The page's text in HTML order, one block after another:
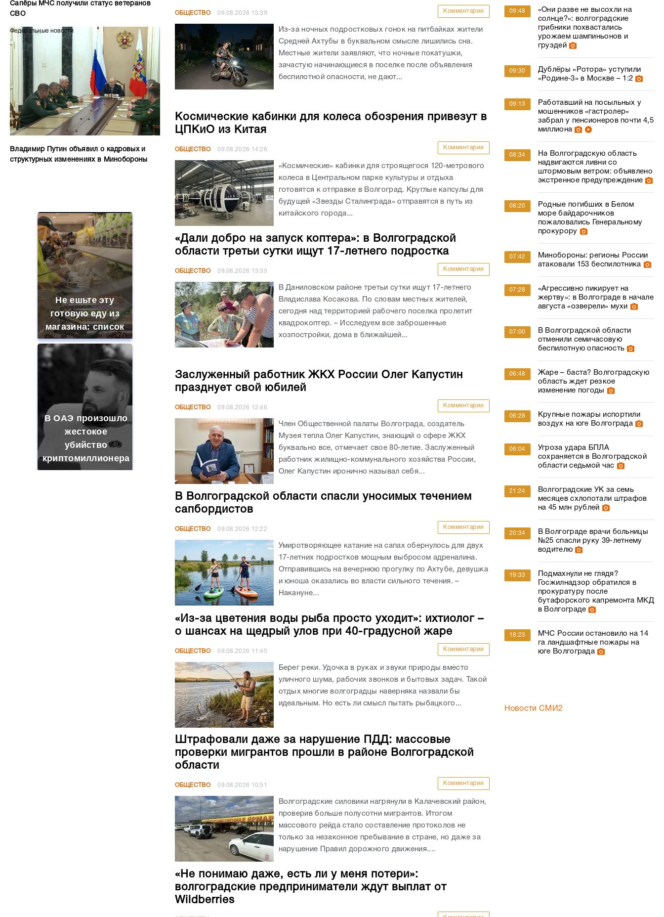
Сапёры МЧС получили статус ветеранов
СВО
Федеральные новости
Владимир Путин объявил о кадровых и
структурных изменениях в Минобороны
Не ешьте эту
готовую еду из
магазина: список
В ОАЭ произошло
жестокое
убийство
криптомиллионера
ОБЩЕСТВО 09.08.2026 15:39 Комментарии
Из-за ночных подростковых гонок на питбайках жители
Средней Ахтубы в буквальном смысле лишились сна.
Местные жители заявляют, что ночные покатушки,
зачастую начинающиеся в поселке после объявления
беспилотной опасности, не дают...
Космические кабинки для колеса обозрения привезут в
ЦПКиО из Китая
ОБЩЕСТВО 09.08.2026 14:26 Комментарии
«Космические» кабинки для строящегося 120-метрового
колеса в Центральном парке культуры и отдыха
готовятся к отправке в Волгоград. Круглые капсулы для
будущей «Звезды Сталинграда» отправятся в путь из
китайского города...
«Дали добро на запуск коптера»: в Волгоградской
области третьи сутки ищут 17-летнего подростка
ОБЩЕСТВО 09.08.2026 13:35 Комментарии
В Даниловском районе третьи сутки ищут 17-летнего
Владислава Косакова. По словам местных жителей,
сегодня над территорией рабочего поселка пролетит
квадрокоптер. – Исследуем все заброшенные
хозпостройки, дома в ближайшей...
Заслуженный работник ЖКХ России Олег Капустин
празднует свой юбилей
ОБЩЕСТВО 09.08.2026 12:46 Комментарии
Член Общественной палаты Волгограда, создатель
Музея тепла Олег Капустин, знающий о сфере ЖКХ
буквально все, отмечает свое 80-летие. Заслуженный
работник жилищно-коммунального хозяйства России,
Олег Капустин иронично называл себя...
В Волгоградской области спасли уносимых течением
сапбордистов
ОБЩЕСТВО 09.08.2026 12:22 Комментарии
Умиротворяющее катание на сапах обернулось для двух
17-летних подростков мощным выбросом адреналина.
Отправившись на вечернюю прогулку по Ахтубе, девушка
и юноша оказались во власти сильного течения. –
Накануне...
«Из-за цветения воды рыба просто уходит»: ихтиолог –
о шансах на щедрый улов при 40-градусной жаре
ОБЩЕСТВО 09.08.2026 11:45 Комментарии
Берег реки. Удочка в руках и звуки природы вместо
уличного шума, рабочих звонков и бытовых задач. Такой
отдых многие волгоградцы наверняка назвали бы
идеальным. Но есть ли смысл пытать рыбацкого...
Штрафовали даже за нарушение ПДД: массовые
проверки мигрантов прошли в районе Волгоградской
области
ОБЩЕСТВО 09.08.2026 10:51 Комментарии
Волгоградские силовики нагрянули в Калачевский район,
проверив больше полусотни мигрантов. Итогом
массового рейда стало составление протоколов не
только за незаконное пребывание в стране, но даже за
нарушение Правил дорожного движения....
«Не понимаю даже, есть ли у меня потери»:
волгоградские предприниматели ждут выплат от
Wildberries
09:48
«Они разве не высохли на
солнце?»: волгоградские
грибники похвастались
урожаем шампиньонов и
груздей
09:30
Дублёры «Ротора» уступили
«Родине‑3» в Москве – 1:2
09:13
Работавший на посыльных у
мошенников «гастролер»
забрал у пенсионеров почти 4,5
миллиона
08:34
На Волгоградскую область
надвигаются ливни со
штормовым ветром: объявлено
экстренное предупреждение
08:20
Родные погибших в Белом
море байдарочников
пожаловались Генеральному
прокурору
07:42
Минобороны: регионы России
атаковали 153 беспилотника
07:28
«Агрессивно пикирует на
жертву»: в Волгограде в начале
августа «озверели» мухи
07:00
В Волгоградской области
отменили семичасовую
беспилотную опасность
06:48
Жаре – баста? Волгоградскую
область ждет резкое
изменение погоды
06:28
Крупные пожары испортили
воздух на юге Волгограда
06:04
Угроза удара БПЛА
сохраняется в Волгоградской
области седьмой час
21:24
Волгоградские УК за семь
месяцев схлопотали штрафов
на 45 млн рублей
20:34
В Волгограде врачи больницы
№25 спасли руку 39-летнему
водителю
19:33
Подмахнули не глядя?
Госжилнадзор обратился в
прокуратуру после
бутафорского капремонта МКД
в Волгограде
18:23
МЧС России остановило на 14
га ландшафтные пожары на
юге Волгограда
Новости СМИ2